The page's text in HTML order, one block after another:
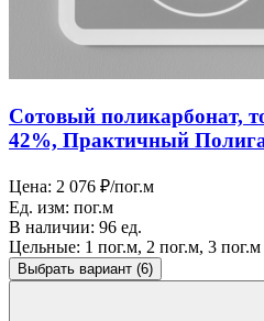
Сотовый поликарбонат,
42%, Практичный
Цена: 2 076 ₽/пог.м
Ед. изм: пог.м
В наличии: 96 ед.
Цельные: 1 пог.м, 2 пог.м, 3 пог.м
Выбрать вариант (6)